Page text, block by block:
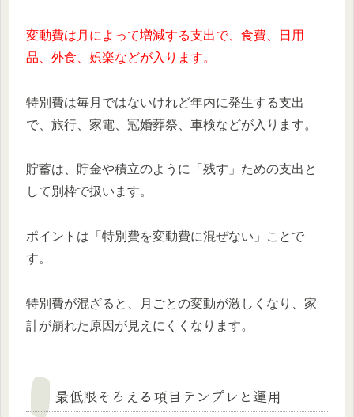
変動費は月によって増減する支出で、食費、日用
品、外食、娯楽などが入ります。
特別費は毎月ではないけれど年内に発生する支出
で、旅行、家電、冠婚葬祭、車検などが入ります。
貯蓄は、貯金や積立のように「残す」ための支出と
して別枠で扱います。
ポイントは「特別費を変動費に混ぜない」ことで
す。
特別費が混ざると、月ごとの変動が激しくなり、家
計が崩れた原因が見えにくくなります。
最低限そろえる項目テンプレと運用